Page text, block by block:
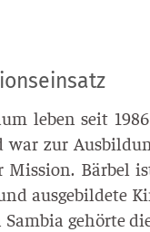
leben seit
war zur
Mis­si­on. Bär­bel
aus­ge­bil­de­te
gehör­te